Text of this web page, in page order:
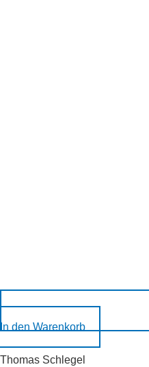
In den Warenkorb
Thomas Schlegel